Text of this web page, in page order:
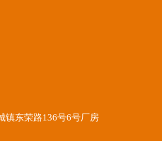
镇东荣路136号6号厂房